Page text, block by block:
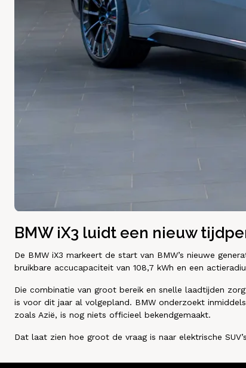
BMW iX3 luidt een nieuw
De BMW iX3 markeert de start van BMW’s nieuwe
bruikbare accucapaciteit van 108,7 kWh en een
Die combinatie van groot bereik en snelle laadtijden
is voor dit jaar al volgepland. BMW onderzoekt
zoals Azië, is nog niets officieel bekendgemaakt.
Dat laat zien hoe groot de vraag is naar elektrische